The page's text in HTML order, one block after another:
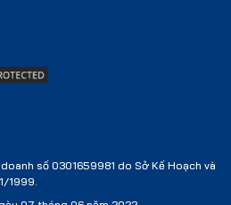
số 0301659981 do Sở Kế Hoạch và
1999.